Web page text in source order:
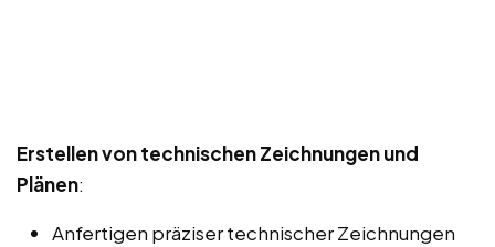
Erstellen von technischen Zeichnungen und
Plänen:
Anfertigen präziser technischer Zeichnungen